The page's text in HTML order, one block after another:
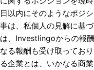
日以内にそのようなポジ
事は、私個人の見解に基
は、Investlingoからの報
なる報酬も受け取ってお
る企業とは、いかなる商